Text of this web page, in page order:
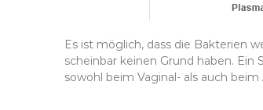
Es ist möglich, dass die Bakterien
scheinbar keinen Grund haben.
sowohl beim Vaginal- als auch